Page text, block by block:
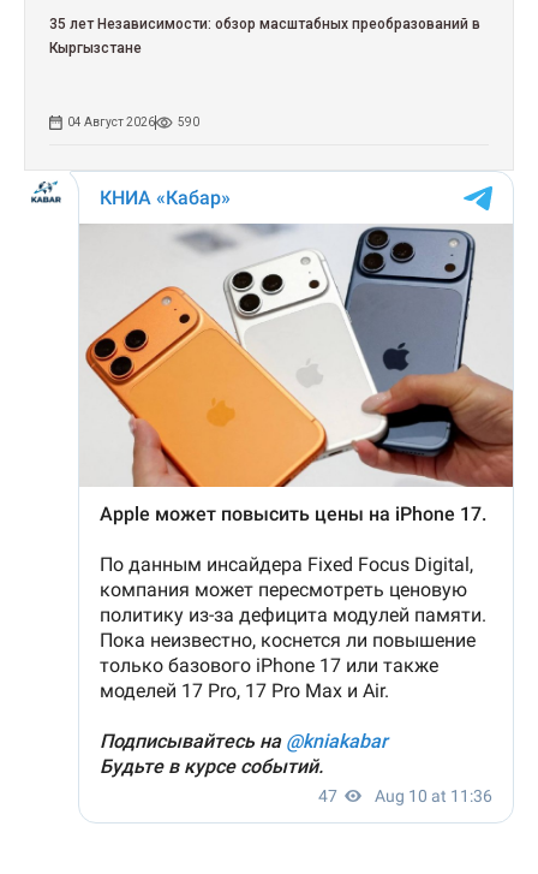
35 лет Независимости: обзор масштабных преобразований в
Кыргызстане
04 Август 2026 590